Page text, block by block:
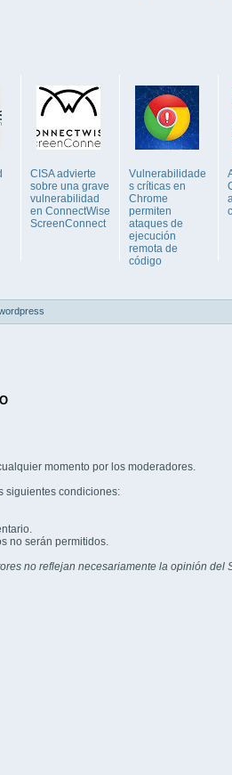
CISA advierte
sobre una grave
vulnerabilidad
en ConnectWise
ScreenConnect
Vulnerabilidade
s críticas en
Chrome
permiten
ataques de
ejecución
remota de
código
momento por los moderadores.
siguientes condiciones:
no serán permitidos.
no reflejan necesariamente la opinión del